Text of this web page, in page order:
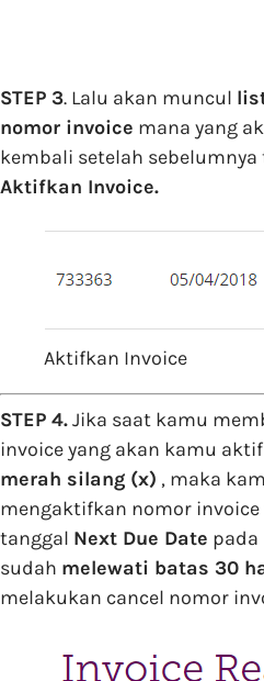
STEP 3. Lalu akan muncul
nomor invoice mana yang
kembali setelah
Aktifkan Invoice.
Aktifkan Invoice
STEP 4.Jika saat kamu
invoice yang akan kamu
merah silang (x) , maka
mengaktifkan nomor
tanggal Next Due Date pada
sudah melewati batas 30
melakukan cancel nomor